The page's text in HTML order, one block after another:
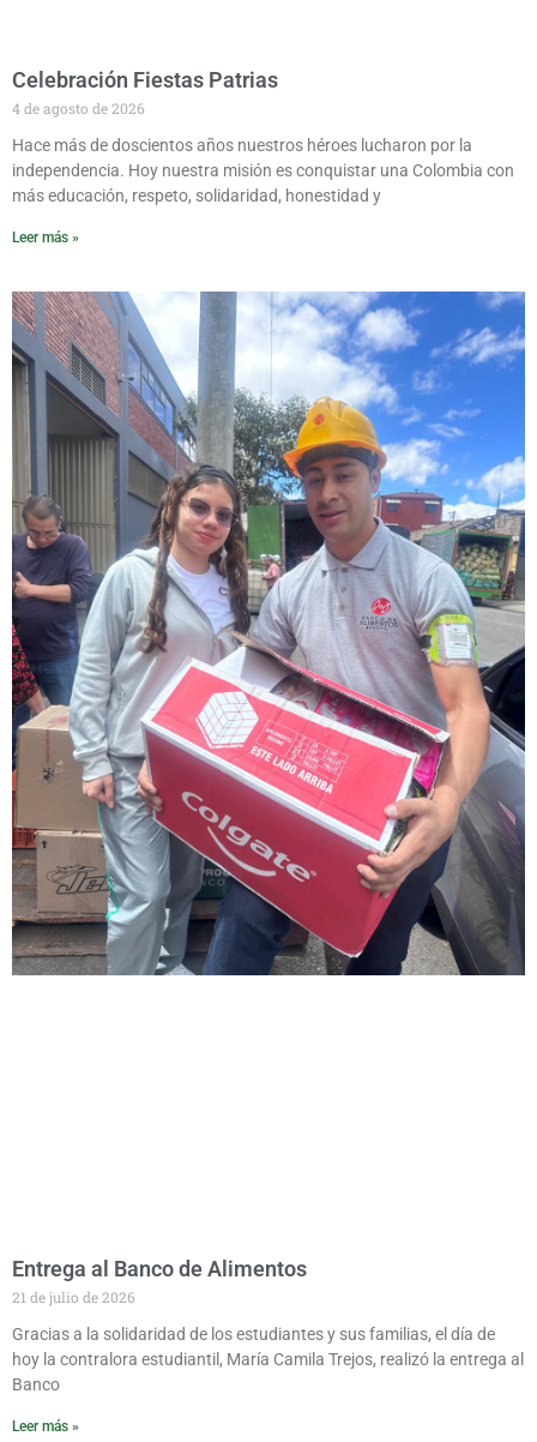
Celebración Fiestas Patrias
4 de agosto de 2026
Hace más de doscientos años nuestros héroes lucharon por la
independencia. Hoy nuestra misión es conquistar una Colombia con
más educación, respeto, solidaridad, honestidad y
Leer más »
Entrega al Banco de Alimentos
21 de julio de 2026
Gracias a la solidaridad de los estudiantes y sus familias, el día de
hoy la contralora estudiantil, María Camila Trejos, realizó la entrega al
Banco
Leer más »